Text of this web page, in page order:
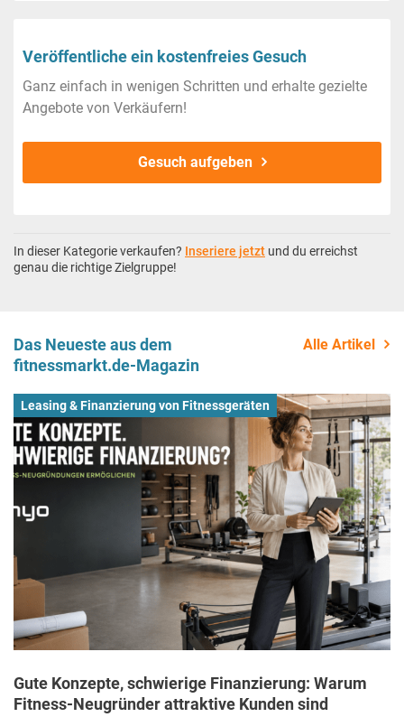
Veröffentliche ein kostenfreies Gesuch
Ganz einfach in wenigen Schritten und erhalte gezielte
Angebote von Verkäufern!
Gesuch aufgeben
In dieser Kategorie verkaufen? Inseriere jetzt und du erreichst
genau die richtige Zielgruppe!
Das Neueste aus dem
fitnessmarkt.de-Magazin
Alle Artikel
Leasing & Finanzierung von Fitnessgeräten
Gute Konzepte, schwierige Finanzierung: Warum
Fitness-Neugründer attraktive Kunden sind